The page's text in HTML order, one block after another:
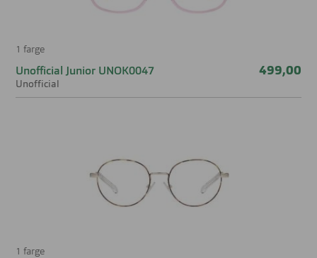
1 farge
Unofficial Junior UNOK0047
Unofficial
499,00
1 farge